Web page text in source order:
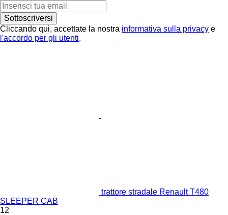
Sottoscriversi
Cliccando qui, accettate la nostra informativa sulla privacy e
l'accordo per gli utenti.
trattore stradale Renault T480
SLEEPER CAB
12